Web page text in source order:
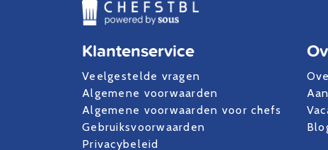
Klantenservice
Veelgestelde vragen
Algemene voorwaarden
Algemene voorwaarden voor chefs
Gebruiksvoorwaarden
Privacybeleid